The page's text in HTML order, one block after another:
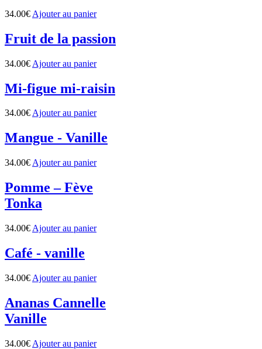
34.00€ Ajouter au panier
Fruit de la passion
34.00€ Ajouter au panier
Mi-figue mi-raisin
34.00€Ajouter au panier
Mangue - Vanille
34.00€ Ajouter au panier
Pomme – Fève
Tonka
34.00€ Ajouter au panier
Café - vanille
34.00€ Ajouter au panier
Ananas Cannelle
Vanille
34.00€ Ajouter au panier